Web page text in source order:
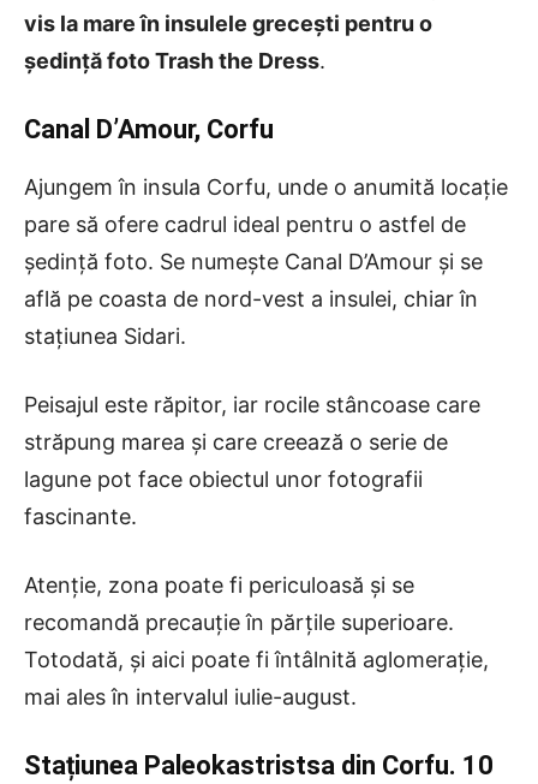
vis la mare în insulele grecești pentru o
ședință foto Trash the Dress.
Canal D’Amour, Corfu
Ajungem în insula Corfu, unde o anumită locație
pare să ofere cadrul ideal pentru o astfel de
ședință foto. Se numește Canal D’Amour și se
află pe coasta de nord-vest a insulei, chiar în
stațiunea Sidari.
Peisajul este răpitor, iar rocile stâncoase care
străpung marea și care creează o serie de
lagune pot face obiectul unor fotografii
fascinante.
Atenție, zona poate fi periculoasă și se
recomandă precauție în părțile superioare.
Totodată, și aici poate fi întâlnită aglomerație,
mai ales în intervalul iulie-august.
Stațiunea Paleokastristsa din Corfu. 10